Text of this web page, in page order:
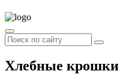
Хлебные крошки